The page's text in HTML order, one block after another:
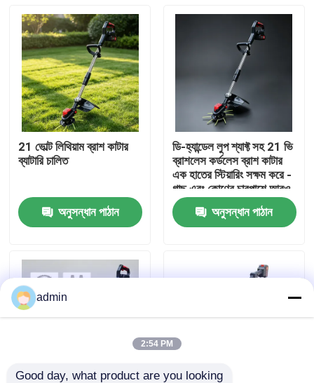
পণ্য
ভিডিও
আমাদের সম্বন্ধে
কারখানার প্রদর্শন
আমাদের সাথে যোগাযোগ
পেট্রল চেইনসো
বৈদ্যুতিক চেইনসো
21 ভোল্ট লিথিয়াম ব্রাশ কাটার
ব্যাটারি চালিত
অনুসন্ধান পাঠান
ডি-হ্যান্ডেল লুপ শ্যাফ্ট সহ 21 ভি
ব্রাশলেস কর্ডলেস ব্রাশ কাটার
এক হাতের স্টিয়ারিং সক্ষম করে -
গাছ এবং কোণের চারপাশে আরও
সহজ চালনা।
অনুসন্ধান পাঠান
admin
2:54 PM
Good day, what product are you looking